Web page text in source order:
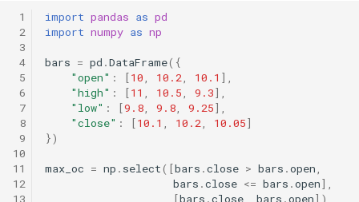
1
2
3
4
5
6
7
8
9
10
11
12
13
import pandas as pd
import numpy as np
bars = pd .DataFrame({
"open" : [10 10.2 10.1 ],
"high" : [11 10.5 9.3],
"low" : [9.8 9.8 9.25],
"close" : [10.1 10.2 10.05]
})
max_oc = np . select([bars .close > bars .open
bars .close <= bars .open],
[bars .close bars .open])